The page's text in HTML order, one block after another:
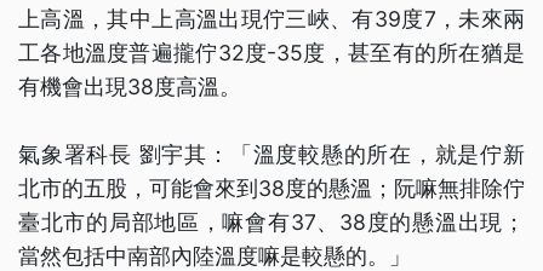
上高溫，其中上高溫出現佇三峽、有39度7，未來兩
工各地溫度普遍攏佇32度-35度，甚至有的所在猶是
有機會出現38度高溫。
氣象署科長 劉宇其：「溫度較懸的所在，就是佇新
北市的五股，可能會來到38度的懸溫；阮嘛無排除佇
臺北市的局部地區，嘛會有37、38度的懸溫出現；
當然包括中南部內陸溫度嘛是較懸的。」